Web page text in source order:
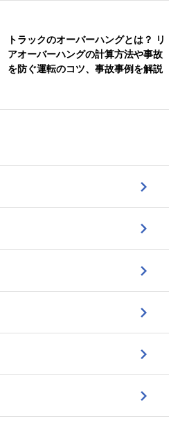
トラックのオーバーハングとは？ リ
アオーバーハングの計算方法や事故
を防ぐ運転のコツ、事故事例を解説